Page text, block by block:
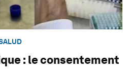
: le consentement